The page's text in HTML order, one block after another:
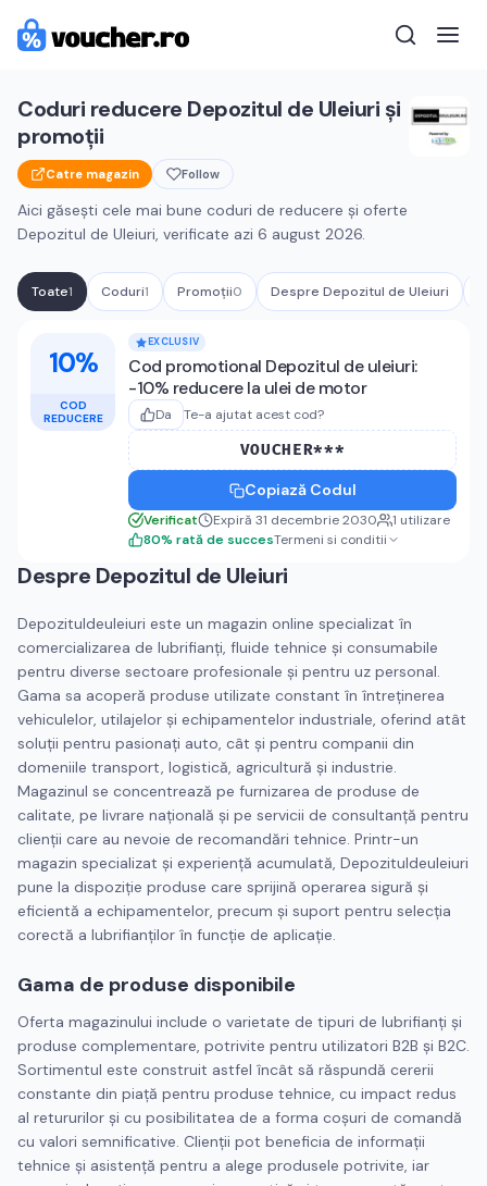
Coduri reducere Depozitul de Uleiuri și
promoții
Catre magazin Follow
Aici găsești cele mai bune coduri de reducere și oferte
Depozitul de Uleiuri, verificate azi 6 august 2026.
Toate1 Coduri1 Promoții0 Despre Depozitul de Uleiuri
Cupoane active
10%
COD
REDUCERE
EXCLUSIV
Cod promotional Depozitul de uleiuri:
-10% reducere la ulei de motor
Da Te-a ajutat acest cod?
VOUCHER***
Copiază Codul
Verificat Expiră 31 decembrie 2030 1 utilizare
80% rată de succesTermeni si conditii
Despre Depozitul de Uleiuri
Depozituldeuleiuri este un magazin online specializat în
comercializarea de lubrifianți, fluide tehnice și consumabile
pentru diverse sectoare profesionale și pentru uz personal.
Gama sa acoperă produse utilizate constant în întreținerea
vehiculelor, utilajelor și echipamentelor industriale, oferind atât
soluții pentru pasionați auto, cât și pentru companii din
domeniile transport, logistică, agricultură și industrie.
Magazinul se concentrează pe furnizarea de produse de
calitate, pe livrare națională și pe servicii de consultanță pentru
clienții care au nevoie de recomandări tehnice. Printr-un
magazin specializat și experiență acumulată, Depozituldeuleiuri
pune la dispoziție produse care sprijină operarea sigură și
eficientă a echipamentelor, precum și suport pentru selecția
corectă a lubrifianților în funcție de aplicație.
Gama de produse disponibile
Oferta magazinului include o varietate de tipuri de lubrifianți și
produse complementare, potrivite pentru utilizatori B2B și B2C.
Sortimentul este construit astfel încât să răspundă cererii
constante din piață pentru produse tehnice, cu impact redus
al retururilor și cu posibilitatea de a forma coșuri de comandă
cu valori semnificative. Clienții pot beneficia de informații
tehnice și asistență pentru a alege produsele potrivite, iar